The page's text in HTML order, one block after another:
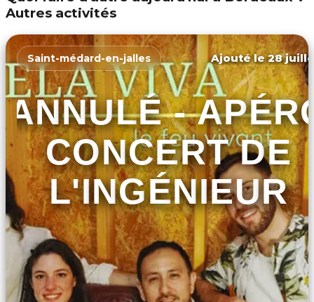
Autres activités
Saint-médard-en-jalles Ajouté le 28
ANNULÉ -
CONCERT DE
L'INGÉNIEUR